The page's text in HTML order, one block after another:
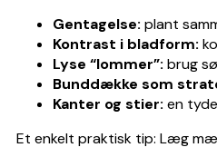
Gentagelse: plant
Kontrast i bladform:
Lyse “lommer”: brug
Bunddække som
Kanter og stier: en
Et enkelt praktisk tip: Læg